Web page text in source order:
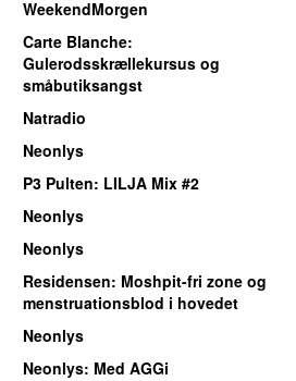
WeekendMorgen
Carte Blanche:
Gulerodsskrællekursus og
småbutiksangst
Natradio
Neonlys
P3 Pulten: LILJA Mix #2
Neonlys
Neonlys
Residensen: Moshpit-fri zone og
menstruationsblod i hovedet
Neonlys
Neonlys: Med AGGi